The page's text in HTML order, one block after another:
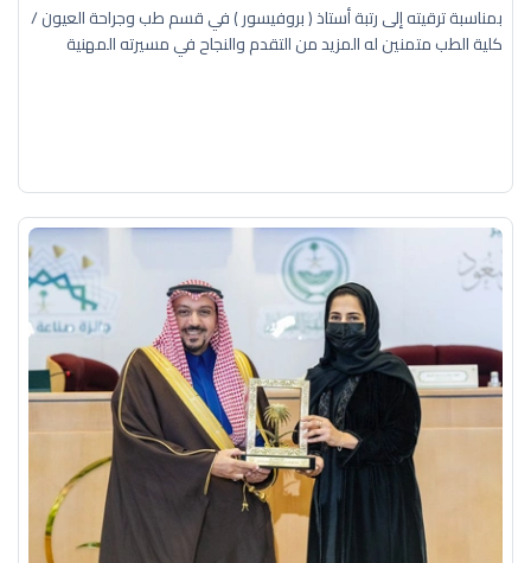
بمناسبة ترقيته إلى رتبة أستاذ ( بروفيسور ) في قسم طب وجراحة العيون /
كلية الطب متمنين له المزيد من التقدم والنجاح في مسيرته المهنية